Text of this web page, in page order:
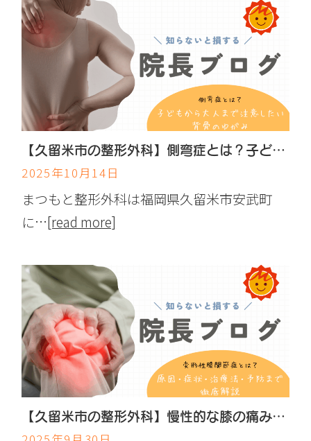
【久留米市の整形外科】側弯症とは？子どもから大人まで注意したい背骨のゆがみ
2025年10月14日
まつもと整形外科は福岡県久留米市安武町
に…[read more]
【久留米市の整形外科】慢性的な膝の痛み…変形性膝関節症とは？原因・症状・治療法・予防まで徹底解説